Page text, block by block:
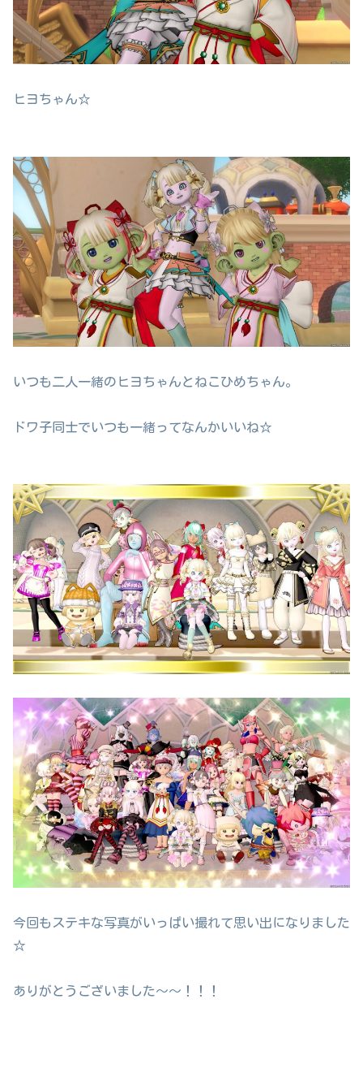
ヒヨちゃん☆
いつも二人一緒のヒヨちゃんとねこひめちゃん。
ドワ子同士でいつも一緒ってなんかいいね☆
今回もステキな写真がいっぱい撮れて思い出になりました
☆
ありがとうございました～～！！！